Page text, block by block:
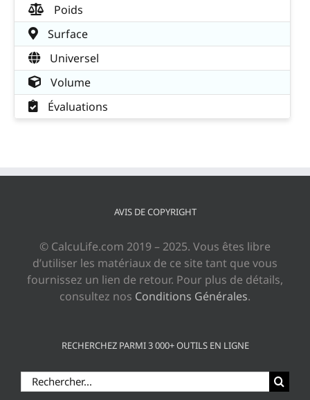
Poids
Surface
Universel
Volume
Évaluations
AVIS DE COPYRIGHT
© CalcuLife.com 2019 – 2025. Vous êtes libre
d’utiliser les matériaux de ce site tant que vous
fournissez un lien de retour. Pour plus de détails,
consultez nos Conditions Générales.
RECHERCHEZ PARMI 3 000+ OUTILS EN LIGNE
Rechercher: